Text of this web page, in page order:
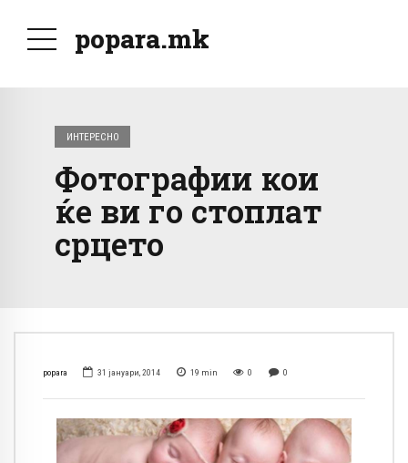
popara.mk
ИНТЕРЕСНО
Фотографии кои
ќе ви го стоплат
срцето
popara 31 јануари, 2014 19 min 0 0